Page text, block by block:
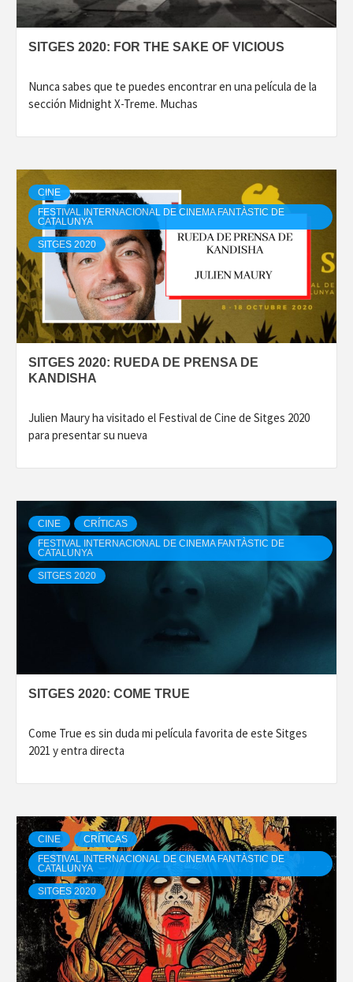
SITGES 2020: FOR THE SAKE OF VICIOUS
Nunca sabes que te puedes encontrar en una película de la
sección Midnight X-Treme. Muchas
CINE
FESTIVAL INTERNACIONAL DE CINEMA FANTÀSTIC DE
CATALUNYA
SITGES 2020
SITGES 2020: RUEDA DE PRENSA DE
KANDISHA
Julien Maury ha visitado el Festival de Cine de Sitges 2020
para presentar su nueva
CINE
CRÍTICAS
FESTIVAL INTERNACIONAL DE CINEMA FANTÀSTIC DE
CATALUNYA
SITGES 2020
SITGES 2020: COME TRUE
Come True es sin duda mi película favorita de este Sitges
2021 y entra directa
CINE
CRÍTICAS
FESTIVAL INTERNACIONAL DE CINEMA FANTÀSTIC DE
CATALUNYA
SITGES 2020